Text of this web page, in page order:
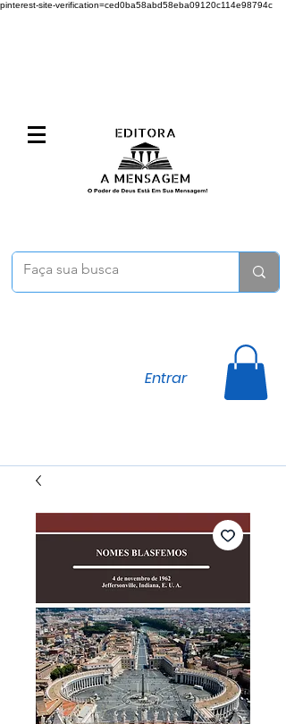
pinterest-site-verification=ced0ba58abd58eba09120c114e98794c
Entrar